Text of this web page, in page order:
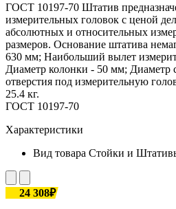
ГОСТ 10197-70 Штатив
измерительных головок с ценой
абсолютных и относительных
размеров. Основание штатива
630 мм; Наибольший вылет
Диаметр колонки - 50 мм; Диаметр
отверстия под измерительную
25.4 кг.
ГОСТ 10197-70
Характеристики
Вид товара Стойки и
24 308₽